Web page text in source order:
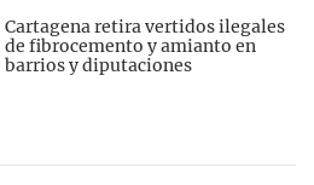
Cartagena retira vertidos ilegales
de fibrocemento y amianto en
barrios y diputaciones